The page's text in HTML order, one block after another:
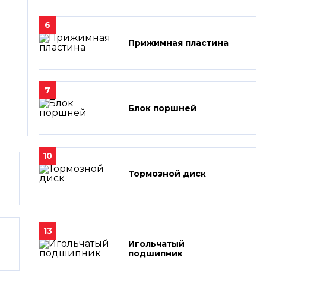
6
Прижимная пластина
7
Блок поршней
10
Тормозной диск
13
Игольчатый
подшипник